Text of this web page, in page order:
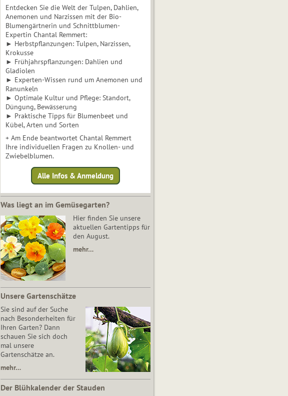
Entdecken Sie die Welt der Tulpen, Dahlien,
Anemonen und Narzissen mit der Bio-
Blumengärtnerin und Schnittblumen-
Expertin Chantal Remmert:
► Herbstpflanzungen: Tulpen, Narzissen,
Krokusse
► Frühjahrspflanzungen: Dahlien und
Gladiolen
► Experten-Wissen rund um Anemonen und
Ranunkeln
► Optimale Kultur und Pflege: Standort,
Düngung, Bewässerung
► Praktische Tipps für Blumenbeet und
Kübel, Arten und Sorten
+ Am Ende beantwortet Chantal Remmert
Ihre individuellen Fragen zu Knollen- und
Zwiebelblumen.
Alle Infos & Anmeldung
Was liegt an im Gemüsegarten?
Hier finden Sie unsere
aktuellen Gartentipps für
den August.
mehr…
Unsere Gartenschätze
Sie sind auf der Suche
nach Besonderheiten für
Ihren Garten? Dann
schauen Sie sich doch
mal unsere
Gartenschätze an.
mehr…
Der Blühkalender der Stauden